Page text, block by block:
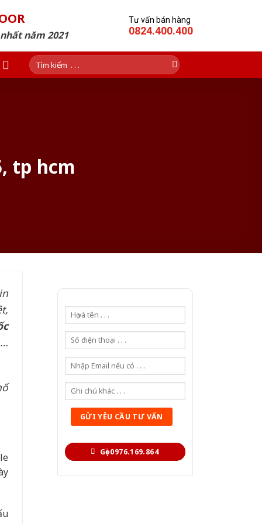
năm 2021
Tư vấn bán hàng
0824.400.400
Tìm
kiếm:
tp hcm
Gọi 0976.169.864